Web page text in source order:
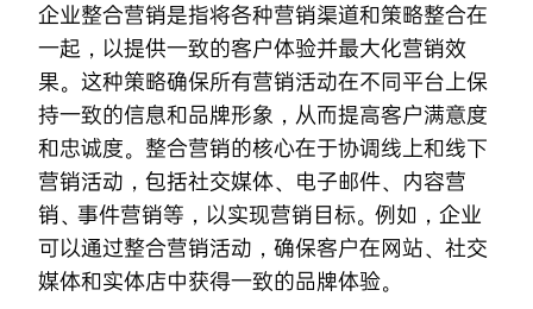
企业整合营销是指将各种营销渠道和策略整合在
一起，以提供一致的客户体验并最大化营销效
果。这种策略确保所有营销活动在不同平台上保
持一致的信息和品牌形象，从而提高客户满意度
和忠诚度。整合营销的核心在于协调线上和线下
营销活动，包括社交媒体、电子邮件、内容营
销、事件营销等，以实现营销目标。例如，企业
可以通过整合营销活动，确保客户在网站、社交
媒体和实体店中获得一致的品牌体验。